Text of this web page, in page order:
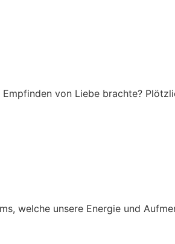
von Liebe brachte?
welche unsere Energie und